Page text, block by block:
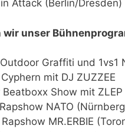
Attack (Berlin/Dresden)
unser
Graffiti und 1vs1
mit DJ ZUZZEE
Show mit ZLEP
NATO
MR.ERBIE